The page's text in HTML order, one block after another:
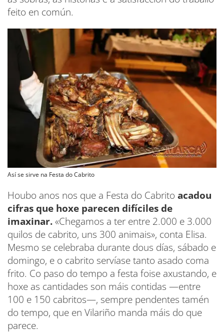
feito en común.
Así se sirve na Festa do Cabrito
Houbo anos nos que a Festa do Cabrito acadou
cifras que hoxe parecen difíciles de
imaxinar.«Chegamos a ter entre 2.000 e 3.000
quilos de cabrito, uns 300 animais», conta Elisa.
Mesmo se celebraba durante dous días, sábado e
domingo, e o cabrito servíase tanto asado coma
frito. Co paso do tempo a festa foise axustando, e
hoxe as cantidades son máis contidas —entre
100 e 150 cabritos—, sempre pendentes tamén
do tempo, que en Vilariño manda máis do que
parece.